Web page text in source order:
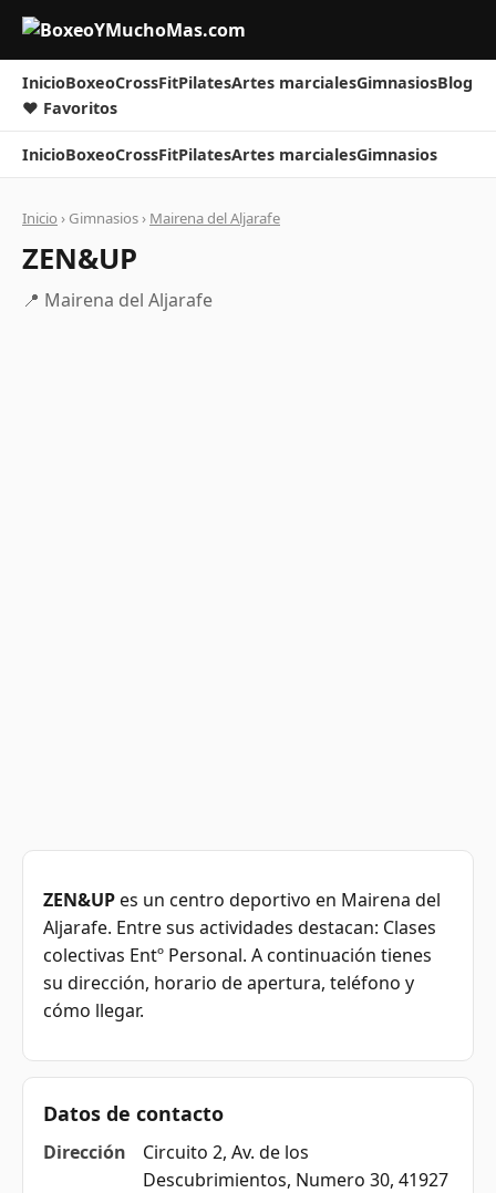
InicioBoxeoCrossFitPilatesArtes marcialesGimnasiosBlog
❤ Favoritos
InicioBoxeoCrossFitPilatesArtes marcialesGimnasios
Inicio › Gimnasios › Mairena del Aljarafe
ZEN&UP
📍 Mairena del Aljarafe
ZEN&UPes un centro deportivo en Mairena del
Aljarafe. Entre sus actividades destacan: Clases
colectivas Entº Personal. A continuación tienes
su dirección, horario de apertura, teléfono y
cómo llegar.
Datos de contacto
Dirección
Circuito 2, Av. de los
Descubrimientos, Numero 30, 41927